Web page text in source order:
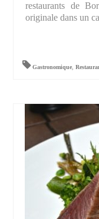
restaurants de
originale dans un
Gastronomique,